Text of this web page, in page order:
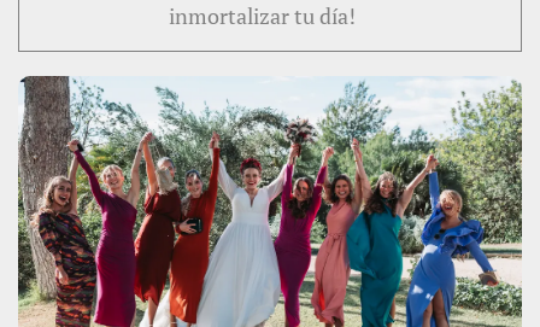
inmortalizar tu día!